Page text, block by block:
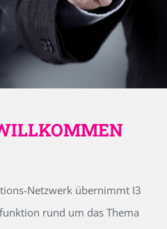
Netzwerk übernimmt I3
rund um das Thema